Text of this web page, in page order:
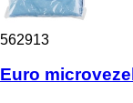
562913
Euro